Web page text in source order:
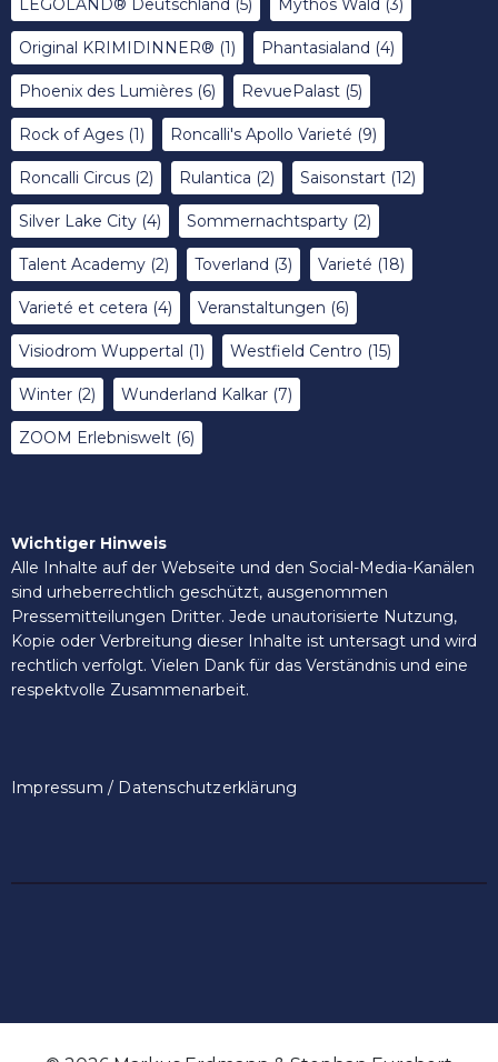
LEGOLAND® Deutschland (5) Mythos Wald (3)
Original KRIMIDINNER® (1) Phantasialand (4)
Phoenix des Lumières (6) RevuePalast (5)
Rock of Ages (1) Roncalli's Apollo Varieté (9)
Roncalli Circus (2) Rulantica (2) Saisonstart (12)
Silver Lake City (4) Sommernachtsparty (2)
Talent Academy (2) Toverland (3) Varieté (18)
Varieté et cetera (4) Veranstaltungen (6)
Visiodrom Wuppertal (1) Westfield Centro (15)
Winter (2) Wunderland Kalkar (7)
ZOOM Erlebniswelt (6)
Wichtiger Hinweis
Alle Inhalte auf der Webseite und den Social-Media-Kanälen
sind urheberrechtlich geschützt, ausgenommen
Pressemitteilungen Dritter. Jede unautorisierte Nutzung,
Kopie oder Verbreitung dieser Inhalte ist untersagt und wird
rechtlich verfolgt. Vielen Dank für das Verständnis und eine
respektvolle Zusammenarbeit.
Impressum / Datenschutzerklärung